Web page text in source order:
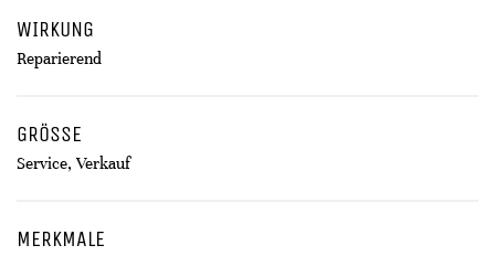
WIRKUNG
Reparierend
GRÖSSE
Service, Verkauf
MERKMALE